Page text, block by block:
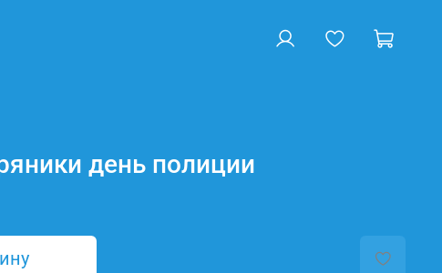
день полиции